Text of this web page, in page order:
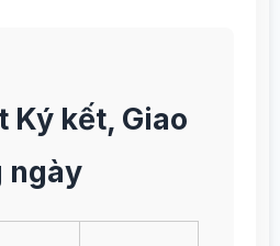
Ký kết, Giao
ngày